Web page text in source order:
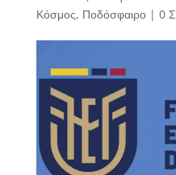
Κόσμος, Ποδόσφαιρο| 0